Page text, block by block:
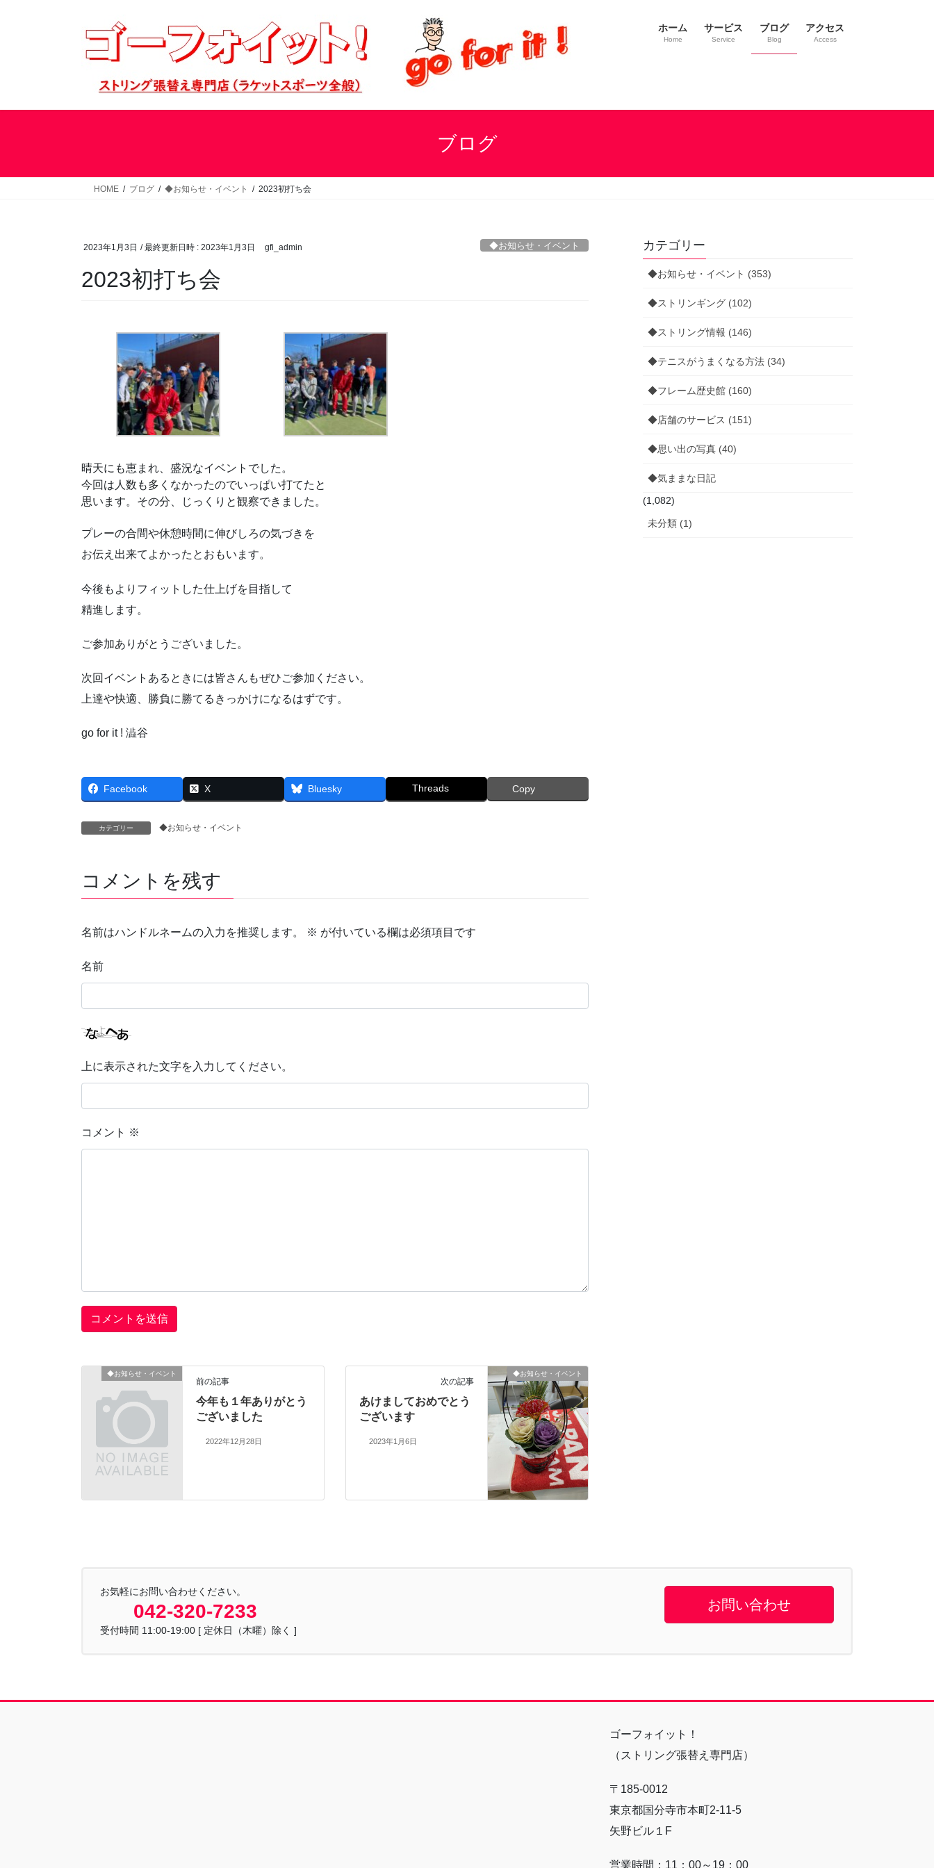
ス
ン
ホーム
Home
サービス
Service
ブログ
Blog
アクセス
Access
ブログ
HOME ブログ ◆お知らせ・イベント 2023初打ち会
2023年1月3日 / 最終更新日時 : 2023年1月3日 gfi_admin ◆お知らせ・イベント
2023初打ち会
晴天にも恵まれ、盛況なイベントでした。
今回は人数も多くなかったのでいっぱい打てたと
思います。その分、じっくりと観察できました。
プレーの合間や休憩時間に伸びしろの気づきを
お伝え出来てよかったとおもいます。
今後もよりフィットした仕上げを目指して
精進します。
ご参加ありがとうございました。
次回イベントあるときには皆さんもぜひご参加ください。
上達や快適、勝負に勝てるきっかけになるはずです。
go for it ! 澁谷
Facebook X Bluesky Threads Copy
カテゴリー ◆お知らせ・イベント
コメントを残す
名前はハンドルネームの入力を推奨します。 ※ が付いている欄は必須項目です
名前
上に表示された文字を入力してください。
コメント ※
◆お知らせ・イベント
前の記事
今年も１年ありがとう
ございました
2022年12月28日
◆お知らせ・イベント
次の記事
あけましておめでとう
ございます
2023年1月6日
カテゴリー
◆お知らせ・イベント (353)
◆ストリンギング (102)
◆ストリング情報 (146)
◆テニスがうまくなる方法 (34)
◆フレーム歴史館 (160)
◆店舗のサービス (151)
◆思い出の写真 (40)
◆気ままな日記
(1,082)
未分類 (1)
お気軽にお問い合わせください。
042-320-7233
受付時間 11:00-19:00 [ 定休日（木曜）除く ]
お問い合わせ
ゴーフォイット！
（ストリング張替え専門店）
〒185-0012
東京都国分寺市本町2-11-5
矢野ビル１F
営業時間：11：00～19：00